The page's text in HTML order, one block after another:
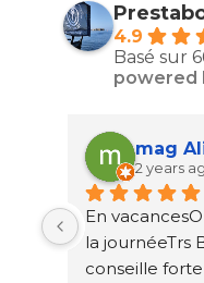
4.9
Basé sur
powered
mag
2 years
En
la journéeTrs
conseille